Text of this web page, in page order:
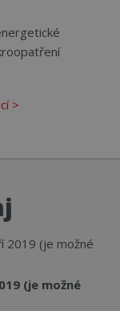
>
2019 (je možné
(je možné